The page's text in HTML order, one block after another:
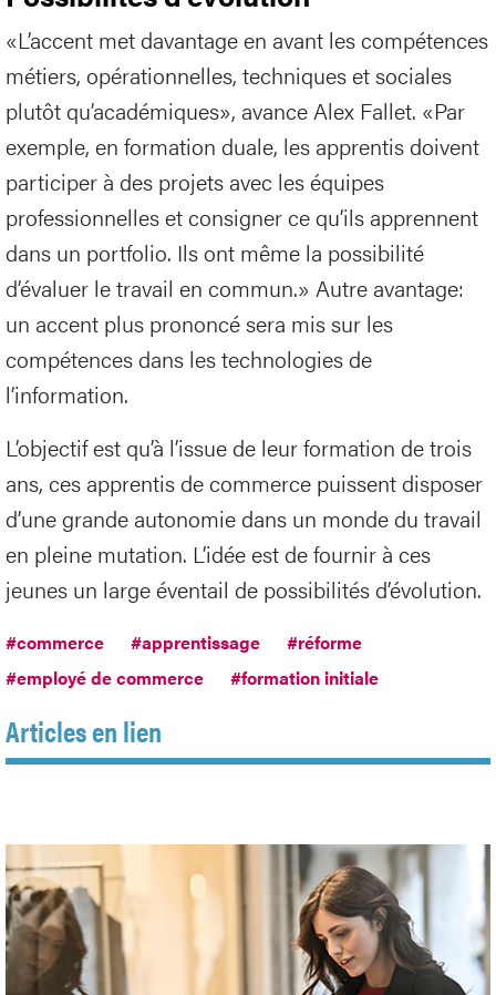
«L’accent met davantage en avant les compétences
métiers, opérationnelles, techniques et sociales
plutôt qu’académiques», avance Alex Fallet. «Par
exemple, en formation duale, les apprentis doivent
participer à des projets avec les équipes
professionnelles et consigner ce qu’ils apprennent
dans un portfolio. Ils ont même la possibilité
d’évaluer le travail en commun.» Autre avantage:
un accent plus prononcé sera mis sur les
compétences dans les technologies de
l’information.
L’objectif est qu’à l’issue de leur formation de trois
ans, ces apprentis de commerce puissent disposer
d’une grande autonomie dans un monde du travail
en pleine mutation. L’idée est de fournir à ces
jeunes un large éventail de possibilités d’évolution.
#commerce #apprentissage
#réforme
#employé de commerce
#formation initiale
Articles en lien